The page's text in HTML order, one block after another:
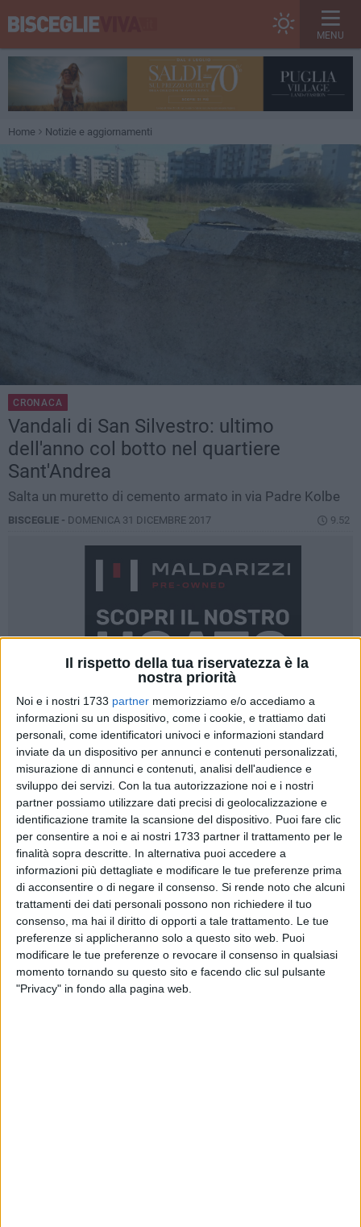
Il rispetto della tua riservatezza è la
nostra priorità
Noi e i nostri 1733 partner memorizziamo e/o accediamo a
informazioni su un dispositivo, come i cookie, e trattiamo dati
personali, come identificatori univoci e informazioni standard
inviate da un dispositivo per annunci e contenuti personalizzati,
misurazione di annunci e contenuti, analisi dell'audience e
sviluppo dei servizi. Con la tua autorizzazione noi e i nostri
partner possiamo utilizzare dati precisi di geolocalizzazione e
identificazione tramite la scansione del dispositivo. Puoi fare clic
per consentire a noi e ai nostri 1733 partner il trattamento per le
finalità sopra descritte. In alternativa puoi accedere a
informazioni più dettagliate e modificare le tue preferenze prima
di acconsentire o di negare il consenso. Si rende noto che alcuni
trattamenti dei dati personali possono non richiedere il tuo
consenso, ma hai il diritto di opporti a tale trattamento. Le tue
preferenze si applicheranno solo a questo sito web. Puoi
modificare le tue preferenze o revocare il consenso in qualsiasi
momento tornando su questo sito e facendo clic sul pulsante
"Privacy" in fondo alla pagina web.
MENU
Home Notizie e aggiornamenti
CRONACA
Vandali di San Silvestro: ultimo
dell'anno col botto nel quartiere
Sant'Andrea
Salta un muretto di cemento armato in via Padre Kolbe
BISCEGLIE - DOMENICA 31 DICEMBRE 2017 9.52
19
SERENA FERRARA
Un San Silvestro col botto, in senso letterale.
Atto vandalico o, con più probabilità, semplice goliardia. Sta
di fatto che nel quartiere Sant'Andrea gli effetti nefasti dei
fuochi pirotecnici illegali, controlli o meno, si fanno già
sentire.
In via Padre Kolbe, a pochi passi dall'isola ecologica, un
robusto muretto di cemento armato è stato fatto
letteralmente saltare in aria da un colpo secco di qualche